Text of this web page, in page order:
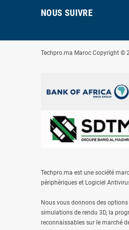
NOUS SUIVRE
Techpro.ma Maroc Copyright ©
Techpro.ma est une société
périphériques et Logiciel
Nous vous donnons des
simulations de rendu 3D, la
reconnaissables sur le marché